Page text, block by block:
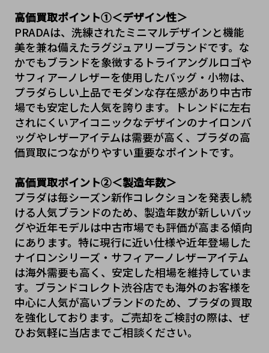
高価買取ポイント①＜デザイン性＞
PRADAは、洗練されたミニマルデザインと機能
美を兼ね備えたラグジュアリーブランドです。な
かでもブランドを象徴するトライアングルロゴや
サフィアーノレザーを使用したバッグ・小物は、
プラダらしい上品でモダンな存在感があり中古市
場でも安定した人気を誇ります。トレンドに左右
されにくいアイコニックなデザインのナイロンバ
ッグやレザーアイテムは需要が高く、プラダの高
価買取につながりやすい重要なポイントです。
高価買取ポイント②＜製造年数＞
プラダは毎シーズン新作コレクションを発表し続
ける人気ブランドのため、製造年数が新しいバッ
グや近年モデルは中古市場でも評価が高まる傾向
にあります。特に現行に近い仕様や近年登場した
ナイロンシリーズ・サフィアーノレザーアイテム
は海外需要も高く、安定した相場を維持していま
す。ブランドコレクト渋谷店でも海外のお客様を
中心に人気が高いブランドのため、プラダの買取
を強化しております。ご売却をご検討の際は、ぜ
ひお気軽に当店までご相談ください。